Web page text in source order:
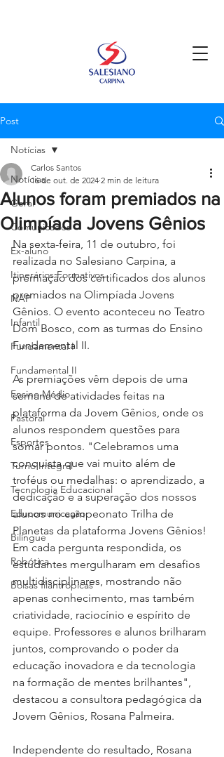
Post
Notícias
Geral
Comunicados
Ex-aluno
Itinerários Formativos
NAP
Infantil
Fundamental I
Fundamental II
Ensino Médio
Pastoral
Esportes
Turno Integral
Tecnologia Educacional
Educomunicação
Bilíngue
Robótica
Bolsas filantrópicas
Notícias
Alunos foram premiados na
Olimpíada Jovens Gênios
Carlos Santos
16 de out. de 2024 2 min de leitura
Na sexta-feira, 11 de outubro, foi
realizada no Salesiano Carpina, a
premiação dos certificados dos alunos
premiados na Olimpíada Jovens
Gênios. O evento aconteceu no Teatro
Dom Bosco, com as turmas do Ensino
Fundamental II.
As premiações vêm depois de uma
semana de atividades feitas na
plataforma da Jovem Gênios, onde os
alunos respondem questões para
somar pontos. "Celebramos uma
conquista que vai muito além de
troféus ou medalhas: o aprendizado, a
dedicação e a superação dos nossos
alunos no campeonato Trilha de
Planetas da plataforma Jovens Gênios!
Em cada pergunta respondida, os
estudantes mergulharam em desafios
multidisciplinares, mostrando não
apenas conhecimento, mas também
criatividade, raciocínio e espírito de
equipe. Professores e alunos brilharam
juntos, comprovando o poder da
educação inovadora e da tecnologia
na formação de mentes brilhantes",
destacou a consultora pedagógica da
Jovem Gênios, Rosana Palmeira.
Independente do resultado, Rosana